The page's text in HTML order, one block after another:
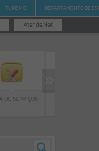
TURISMO DEPARTAMENTO DE
Atende.Net
PROGRAMA BOLSA